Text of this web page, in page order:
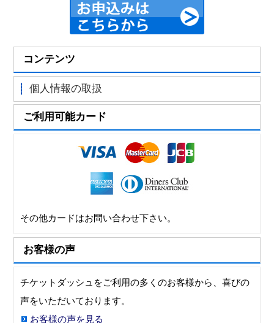
コンテンツ
個人情報の取扱
ご利用可能カード
その他カードはお問い合わせ下さい。
お客様の声
チケットダッシュをご利用の多くのお客様から、喜びの
声をいただいております。
お客様の声を見る